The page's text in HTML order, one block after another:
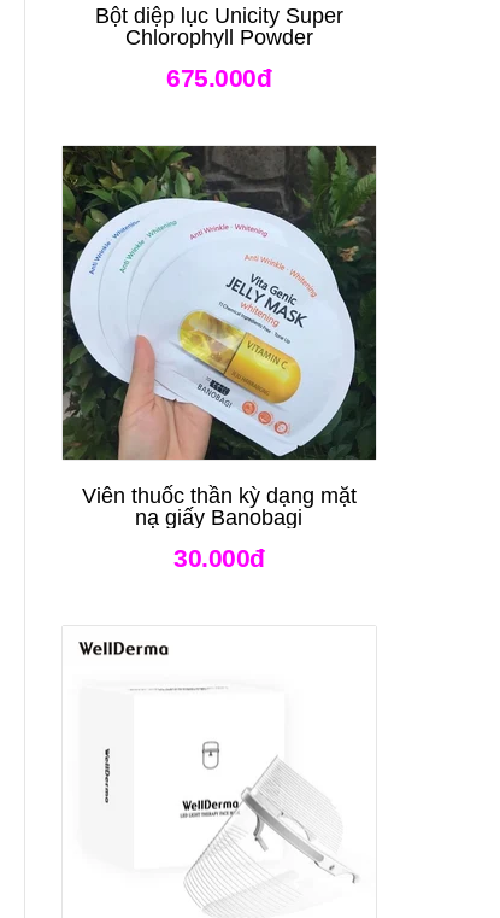
Bột diệp lục Unicity Super
Chlorophyll Powder
675.000đ
Viên thuốc thần kỳ dạng mặt
nạ giấy Banobagi
30.000đ